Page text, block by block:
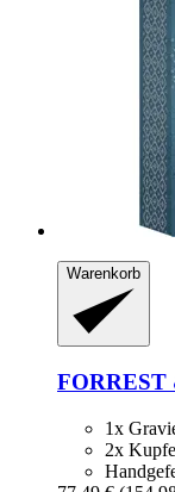
Warenkorb
1x
2x